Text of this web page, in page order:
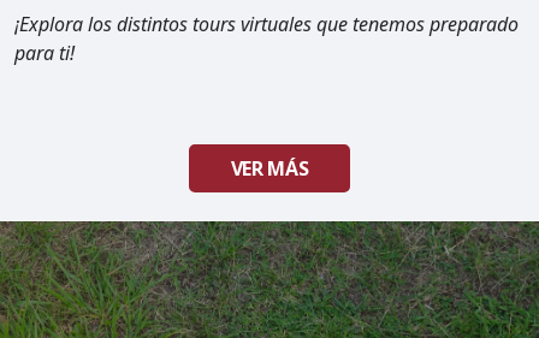
¡Explora los distintos tours virtuales que tenemos preparado
para ti!
VER MÁS